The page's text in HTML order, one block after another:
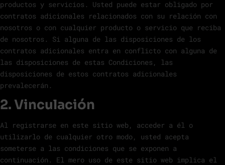
productos y servicios. Usted puede estar obligado por
contratos adicionales relacionados con su relación con
nosotros o con cualquier producto o servicio que reciba
de nosotros. Si alguna de las disposiciones de los
contratos adicionales entra en conflicto con alguna de
las disposiciones de estas Condiciones, las
disposiciones de estos contratos adicionales
prevalecerán.
2. Vinculación
Al registrarse en este sitio web, acceder a él o
utilizarlo de cualquier otro modo, usted acepta
someterse a las condiciones que se exponen a
continuación. El mero uso de este sitio web implica el